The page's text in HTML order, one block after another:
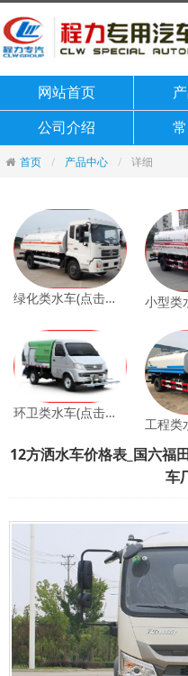
网站首页
公司介绍
首页 产品中心 详细
绿化类水车(点击查看)
环卫类水车(点击查看)
12方洒水车价格表_国六福
车